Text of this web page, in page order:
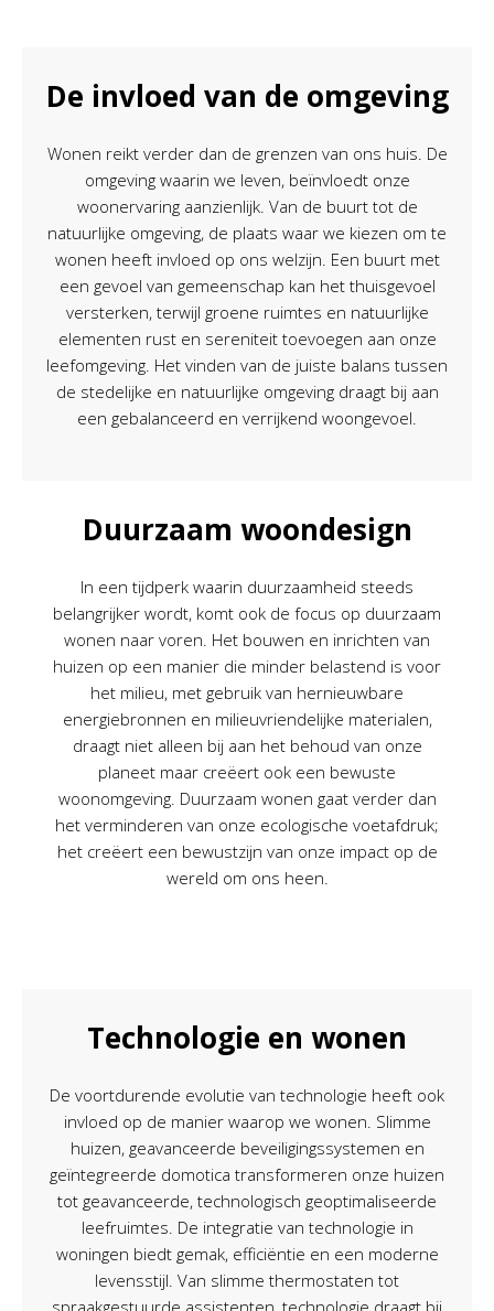
De invloed van de omgeving
Wonen reikt verder dan de grenzen van ons huis. De
omgeving waarin we leven, beïnvloedt onze
woonervaring aanzienlijk. Van de buurt tot de
natuurlijke omgeving, de plaats waar we kiezen om te
wonen heeft invloed op ons welzijn. Een buurt met
een gevoel van gemeenschap kan het thuisgevoel
versterken, terwijl groene ruimtes en natuurlijke
elementen rust en sereniteit toevoegen aan onze
leefomgeving. Het vinden van de juiste balans tussen
de stedelijke en natuurlijke omgeving draagt bij aan
een gebalanceerd en verrijkend woongevoel.
Duurzaam woondesign
In een tijdperk waarin duurzaamheid steeds
belangrijker wordt, komt ook de focus op duurzaam
wonen naar voren. Het bouwen en inrichten van
huizen op een manier die minder belastend is voor
het milieu, met gebruik van hernieuwbare
energiebronnen en milieuvriendelijke materialen,
draagt niet alleen bij aan het behoud van onze
planeet maar creëert ook een bewuste
woonomgeving. Duurzaam wonen gaat verder dan
het verminderen van onze ecologische voetafdruk;
het creëert een bewustzijn van onze impact op de
wereld om ons heen.
Technologie en wonen
De voortdurende evolutie van technologie heeft ook
invloed op de manier waarop we wonen. Slimme
huizen, geavanceerde beveiligingssystemen en
geïntegreerde domotica transformeren onze huizen
tot geavanceerde, technologisch geoptimaliseerde
leefruimtes. De integratie van technologie in
woningen biedt gemak, efficiëntie en een moderne
levensstijl. Van slimme thermostaten tot
spraakgestuurde assistenten, technologie draagt bij